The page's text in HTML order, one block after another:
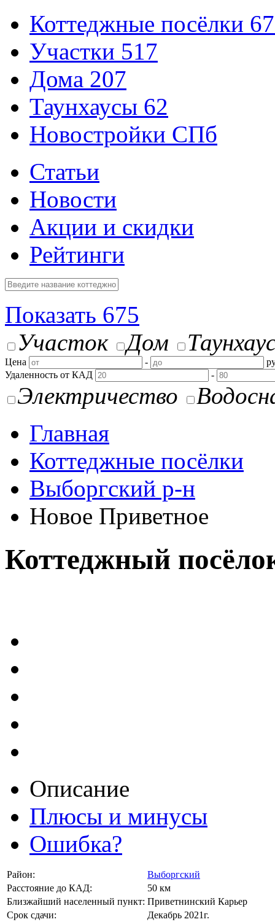
Коттеджные посёлки
Участки 517
Дома 207
Таунхаусы 62
Новостройки СПб
Статьи
Новости
Акции и скидки
Рейтинги
Показать 675
Участок
Дом
Цена -
Удаленность от КАД
-
Электричество
Главная
Коттеджные посёлки
Выборгский р-н
Новое Приветное
Коттеджный
Описание
Плюсы и минусы
Ошибка?
Район:
Выборгский
Расстояние до КАД:
50 км
Близжайший населенный пункт: Приветнинский Карьер
Срок сдачи:
Декабрь 2021г.